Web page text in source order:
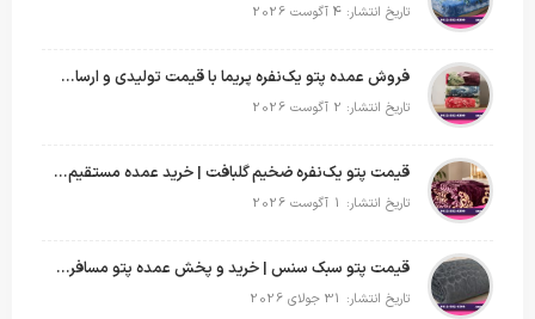
تاریخ انتشار: 4 آگوست 2026
فروش عمده پتو یک‌نفره پریما با قیمت تولیدی و ارسال به سراسر کشور
تاریخ انتشار: 2 آگوست 2026
قیمت پتو یک‌نفره ضخیم گلبافت | خرید عمده مستقیم با بهترین قیمت
تاریخ انتشار: 1 آگوست 2026
قیمت پتو سبک سنس | خرید و پخش عمده پتو مسافرتی Sense
تاریخ انتشار: 31 جولای 2026